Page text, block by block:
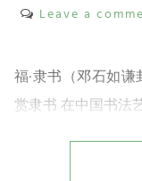
Leave a
福·隶书（邓石如
赏隶书 在中国书法